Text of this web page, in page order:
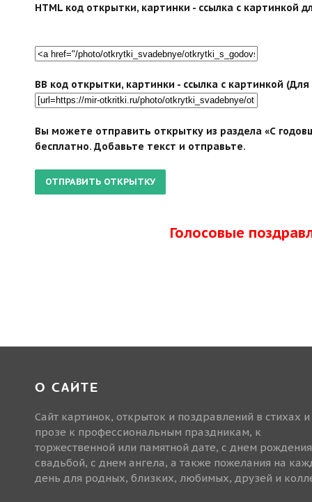
HTML код открытки, картинки - ссылка с картинкой
BB код открытки, картинки - ссылка с картинкой
Вы можете отправить открытку из раздела «С
бесплатно. Добавьте текст и отправьте.
Голосовые
О САЙТЕ
Сайт картинок, открыток и поздравлений в стихах и
прозе к профессиональным праздникам, к
торжественной или памятной дате, с днем
свадьбой, с днем ангела, а также пожелания на
день для родных, близких, любимых, друзей и